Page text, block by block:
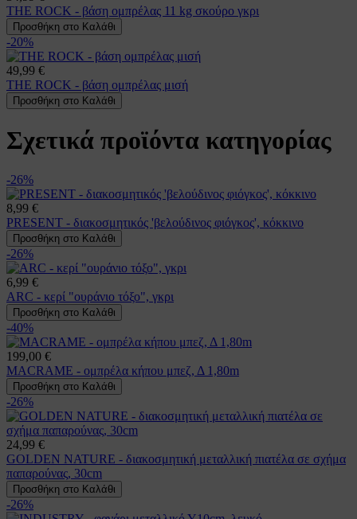
THE ROCK - βάση ομπρέλας 11 kg σκούρο γκρι
Προσθήκη στο Καλάθι
-20%
49,99 €
THE ROCK - βάση ομπρέλας μισή
Προσθήκη στο Καλάθι
Σχετικά προϊόντα κατηγορίας
-26%
8,99 €
PRESENT - διακοσμητικός 'βελούδινος φιόγκος', κόκκινο
Προσθήκη στο Καλάθι
-26%
6,99 €
ARC - κερί "ουράνιο τόξο", γκρι
Προσθήκη στο Καλάθι
-40%
199,00 €
MACRAME - ομπρέλα κήπου μπεζ, Δ 1,80m
Προσθήκη στο Καλάθι
-26%
24,99 €
GOLDEN NATURE - διακοσμητική μεταλλική πιατέλα σε σχήμα
παπαρούνας, 30cm
Προσθήκη στο Καλάθι
-26%